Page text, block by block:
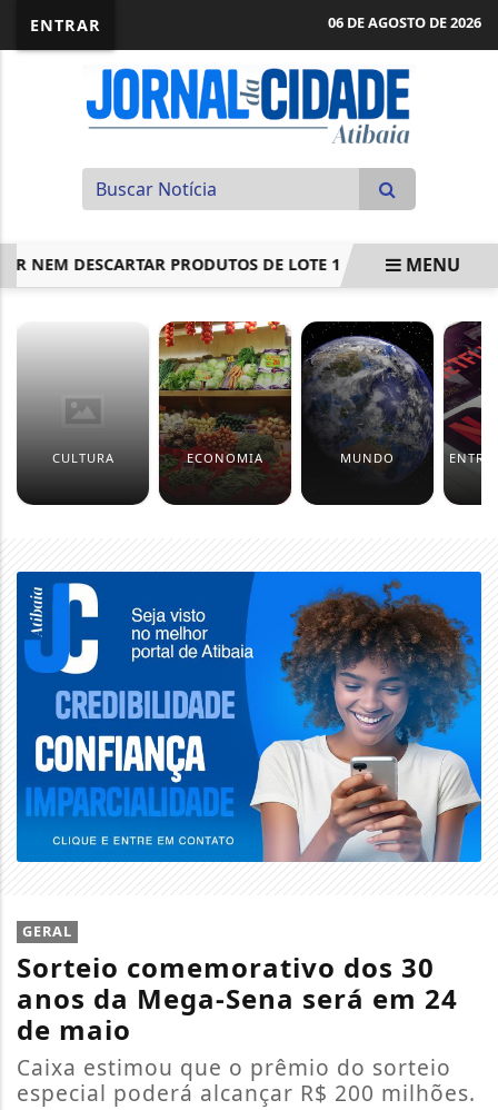
ENTRAR 06 DE AGOSTO DE 2026
DESCARTAR PRODUTOS DE LOTE 1 MUSEUMENU
CULTURA ECONOMIA MUNDO
GERAL
Sorteio comemorativo dos 30
anos da Mega-Sena será em 24
de maio
Caixa estimou que o prêmio do sorteio
especial poderá alcançar R$ 200 milhões.